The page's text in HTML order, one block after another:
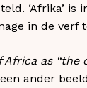
‘Afrika’ is
in de verf
Africa as
ander